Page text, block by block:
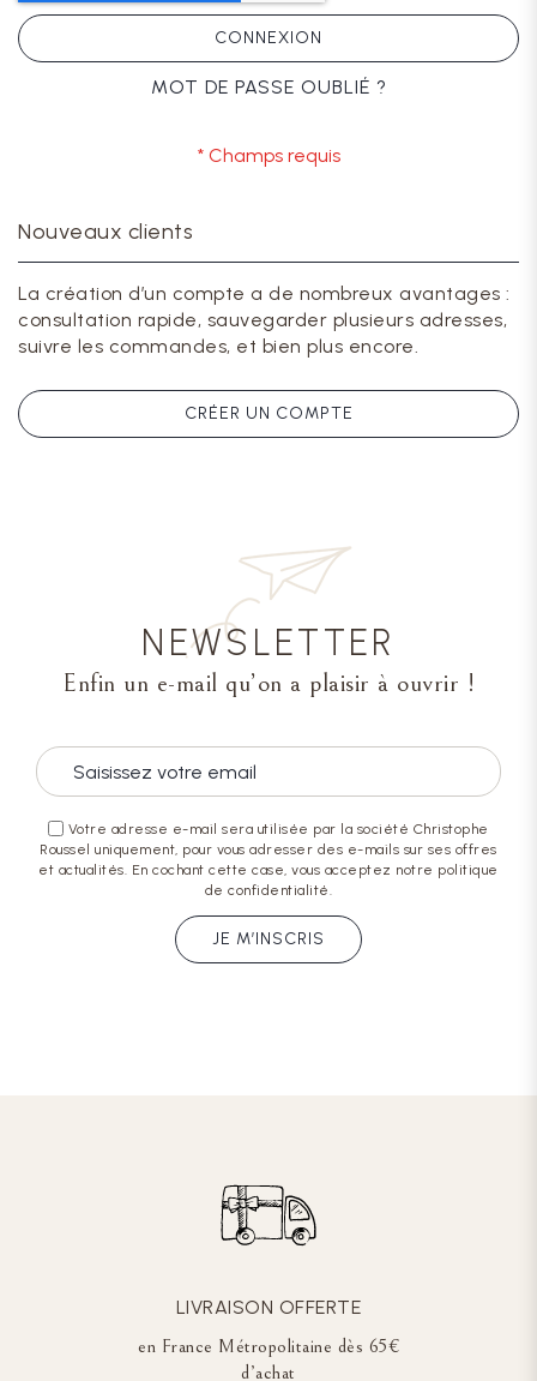
CONNEXION
MOT DE PASSE OUBLIÉ ?
Nouveaux clients
La création d’un compte a de nombreux avantages :
consultation rapide, sauvegarder plusieurs adresses,
suivre les commandes, et bien plus encore.
CRÉER UN COMPTE
NEWSLETTER
Enfin un e-mail qu’on a plaisir à ouvrir !
Votre adresse e-mail sera utilisée par la société Christophe
Roussel uniquement, pour vous adresser des e-mails sur ses offres
et actualités. En cochant cette case, vous acceptez notre politique
de confidentialité.
JE M’INSCRIS
LIVRAISON OFFERTE
en France Métropolitaine dès 65€
d’achat